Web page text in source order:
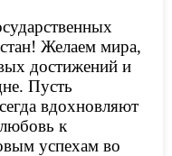
Желаем мира,
достижений и
Пусть
вдохновляют
к
успехам во